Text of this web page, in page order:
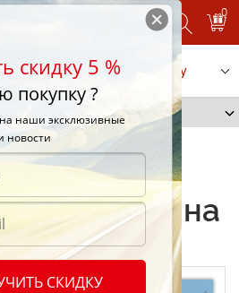
0
Заказать услугу
Стикеры на
скидку 5 %
покупку ?
наши эксклюзивные
новости
СКИДКУ